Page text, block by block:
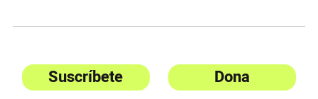
Suscríbete Dona